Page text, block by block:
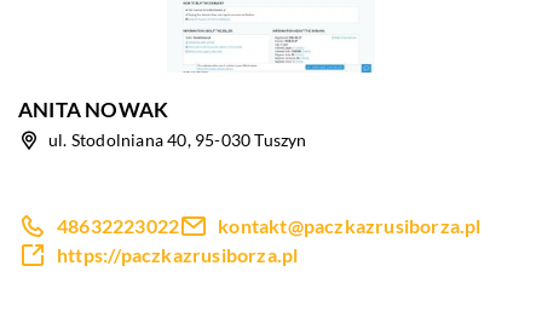
ANITA NOWAK
ul. Stodolniana 40, 95-030 Tuszyn
48632223022
kontakt@paczkazrusiborza.pl
https://paczkazrusiborza.pl